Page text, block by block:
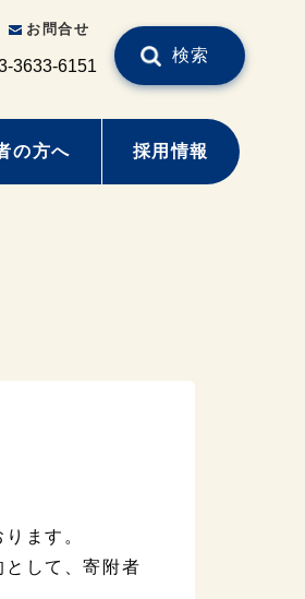
お問合せ
3633-6151
検索
の方へ 採用情報
ます。
として、寄附者